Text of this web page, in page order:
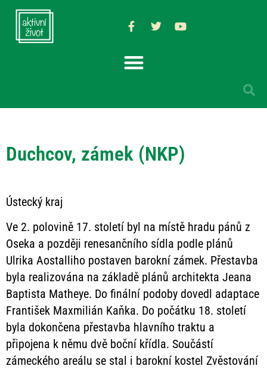
Duchcov, zámek (NKP)
Ústecký kraj
Ve 2. polovině 17. století byl na místě hradu pánů z
Oseka a později renesančního sídla podle plánů
Ulrika Aostalliho postaven barokní zámek. Přestavba
byla realizována na základě plánů architekta Jeana
Baptista Matheye. Do finální podoby dovedl adaptace
František Maxmilián Kaňka. Do počátku 18. století
byla dokončena přestavba hlavního traktu a
připojena k němu dvě boční křídla. Součástí
zámeckého areálu se stal i barokní kostel Zvěstování